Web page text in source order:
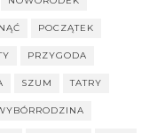
POCZĄTEK
PRZYGODA
SZUM TATRY